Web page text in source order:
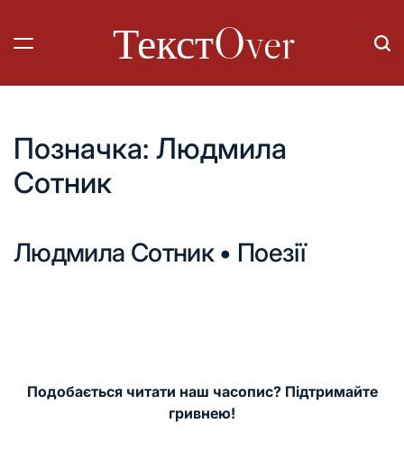
вмісту
ТекстOver
Позначка: Людмила
Сотник
Людмила Сотник • Поезії
Подобається читати наш часопис? Підтримайте
гривнею!